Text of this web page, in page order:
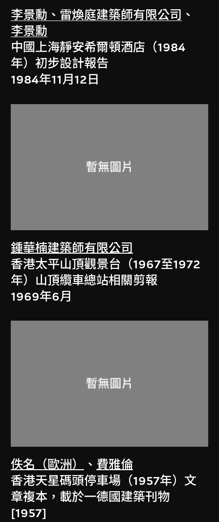
李景勳、雷煥庭建築師有限公司 、
李景勳
中國上海靜安希爾頓酒店（1984
年）初步設計報告
1984年11月12日
鍾華楠建築師有限公司
香港太平山頂觀景台（1967至1972
年）山頂纜車總站相關剪報
1969年6月
佚名（歐洲） 、 費雅倫
香港天星碼頭停車場（1957年）文
章複本，載於一德國建築刊物
[1957]